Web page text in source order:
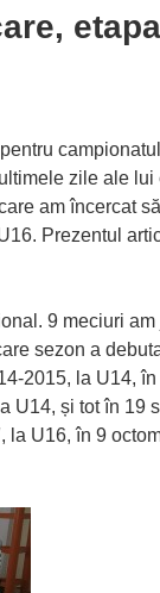
zile ale lui
am încercat
Prezentul
9 meciuri
sezon a
2015, la U14,
U14, și tot în 19
U16, în 9